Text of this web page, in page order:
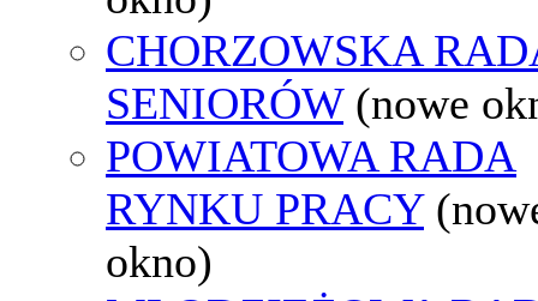
CHORZOWSKA
SENIORÓW (nowe
POWIATOWA RADA
RYNKU PRACY
okno)